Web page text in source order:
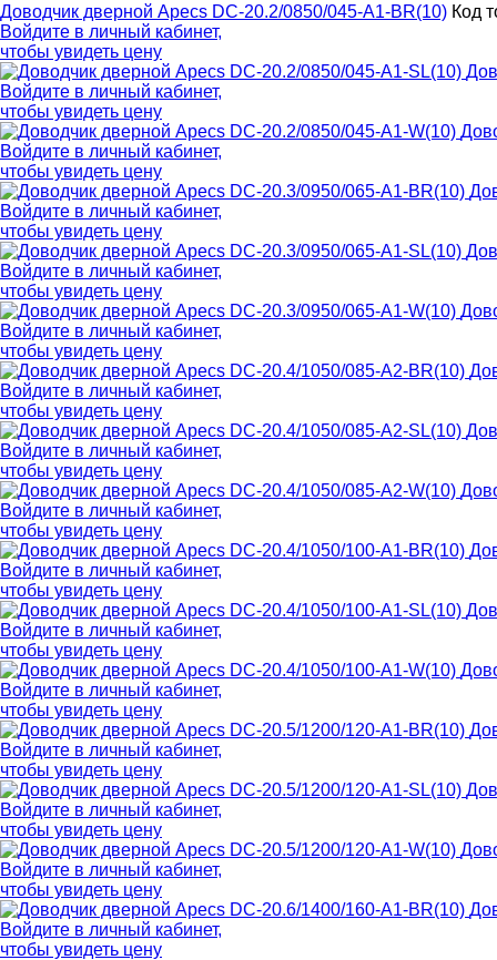
Доводчик дверной Apecs DC-20.2/0850/045-A1-BR(10) Код
Войдите в личный кабинет,
чтобы увидеть цену
Войдите в личный кабинет,
чтобы увидеть цену
Войдите в личный кабинет,
чтобы увидеть цену
Войдите в личный кабинет,
чтобы увидеть цену
Войдите в личный кабинет,
чтобы увидеть цену
Войдите в личный кабинет,
чтобы увидеть цену
Войдите в личный кабинет,
чтобы увидеть цену
Войдите в личный кабинет,
чтобы увидеть цену
Войдите в личный кабинет,
чтобы увидеть цену
Войдите в личный кабинет,
чтобы увидеть цену
Войдите в личный кабинет,
чтобы увидеть цену
Войдите в личный кабинет,
чтобы увидеть цену
Войдите в личный кабинет,
чтобы увидеть цену
Войдите в личный кабинет,
чтобы увидеть цену
Войдите в личный кабинет,
чтобы увидеть цену
Войдите в личный кабинет,
чтобы увидеть цену